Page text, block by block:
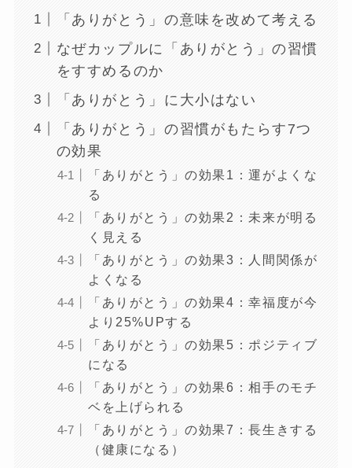
「ありがとう」の意味を改めて考える
なぜカップルに「ありがとう」の習慣
をすすめるのか
「ありがとう」に大小はない
「ありがとう」の習慣がもたらす7つ
の効果
「ありがとう」の効果1：運がよくな
る
「ありがとう」の効果2：未来が明る
く見える
「ありがとう」の効果3：人間関係が
よくなる
「ありがとう」の効果4：幸福度が今
より25%UPする
「ありがとう」の効果5：ポジティブ
になる
「ありがとう」の効果6：相手のモチ
ベを上げられる
「ありがとう」の効果7：長生きする
（健康になる）